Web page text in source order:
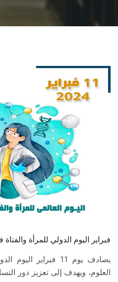
سجل
11 فبراير اليوم الدولي للمرأة
يصادف يوم 11 فبراير
العلوم، ويهدف إلى تعزيز دور